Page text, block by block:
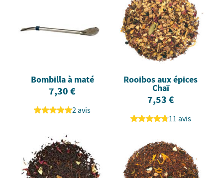
Bombilla à maté
7,30 €
2 avis
Rooibos aux épices
Chaï
7,53 €
11 avis